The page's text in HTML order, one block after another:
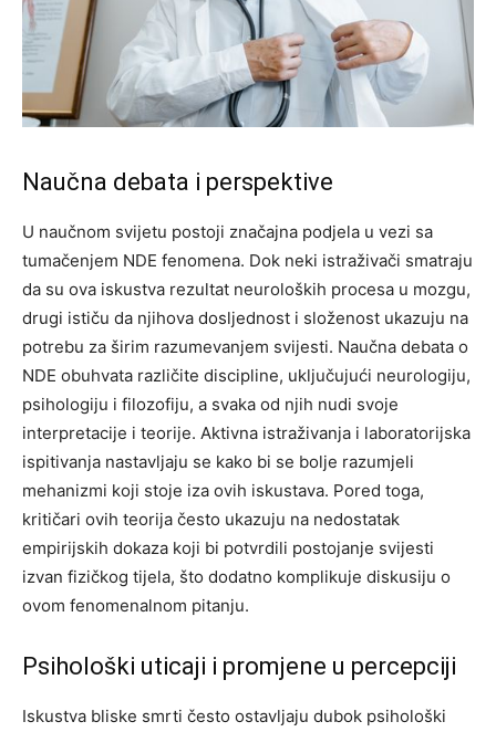
Naučna debata i perspektive
U naučnom svijetu postoji značajna podjela u vezi sa
tumačenjem NDE fenomena. Dok neki istraživači smatraju
da su ova iskustva rezultat neuroloških procesa u mozgu,
drugi ističu da njihova dosljednost i složenost ukazuju na
potrebu za širim razumevanjem svijesti. Naučna debata o
NDE obuhvata različite discipline, uključujući neurologiju,
psihologiju i filozofiju, a svaka od njih nudi svoje
interpretacije i teorije. Aktivna istraživanja i laboratorijska
ispitivanja nastavljaju se kako bi se bolje razumjeli
mehanizmi koji stoje iza ovih iskustava. Pored toga,
kritičari ovih teorija često ukazuju na nedostatak
empirijskih dokaza koji bi potvrdili postojanje svijesti
izvan fizičkog tijela, što dodatno komplikuje diskusiju o
ovom fenomenalnom pitanju.
Psihološki uticaji i promjene u percepciji
Iskustva bliske smrti često ostavljaju dubok psihološki